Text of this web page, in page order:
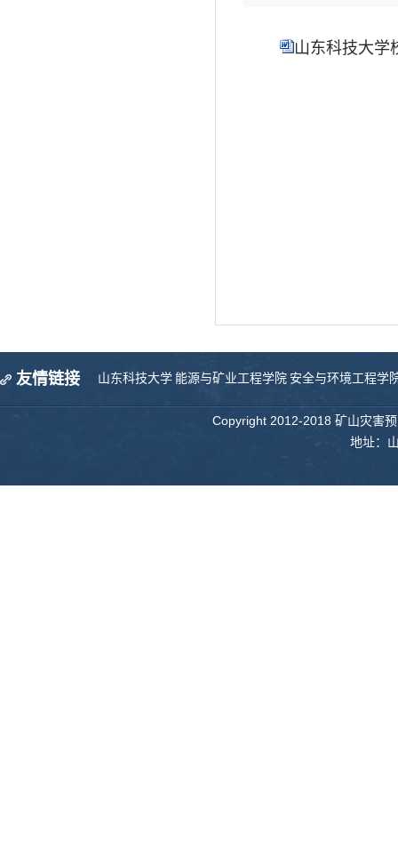
山东科技大学
友情链接 山东科技大学 能源与矿业工程学院 安全与环境工程学
Copyright 2012-2018 矿山灾害
地址：